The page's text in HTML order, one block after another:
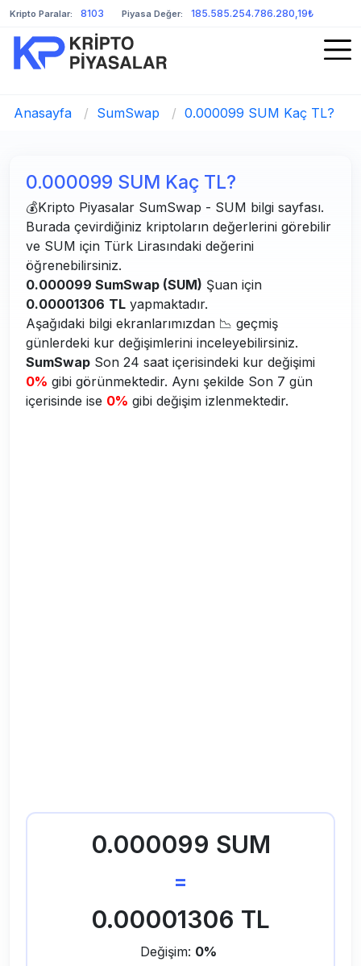
Kripto Paralar: 8103 Piyasa Değer: 185.585.254.786.280,19₺
Anasayfa / SumSwap / 0.000099 SUM Kaç TL?
0.000099 SUM Kaç TL?
💰Kripto Piyasalar SumSwap - SUM bilgi sayfası.
Burada çevirdiğiniz kriptoların değerlerini görebilir
ve SUM için Türk Lirasındaki değerini
öğrenebilirsiniz.
0.000099 SumSwap (SUM) Şuan için
0.00001306 TL yapmaktadır.
Aşağıdaki bilgi ekranlarımızdan 📉 geçmiş
günlerdeki kur değişimlerini inceleyebilirsiniz.
SumSwap Son 24 saat içerisindeki kur değişimi
0% gibi görünmektedir. Aynı şekilde Son 7 gün
içerisinde ise 0% gibi değişim izlenmektedir.
0.000099 SUM
=
0.00001306 TL
Değişim: 0%